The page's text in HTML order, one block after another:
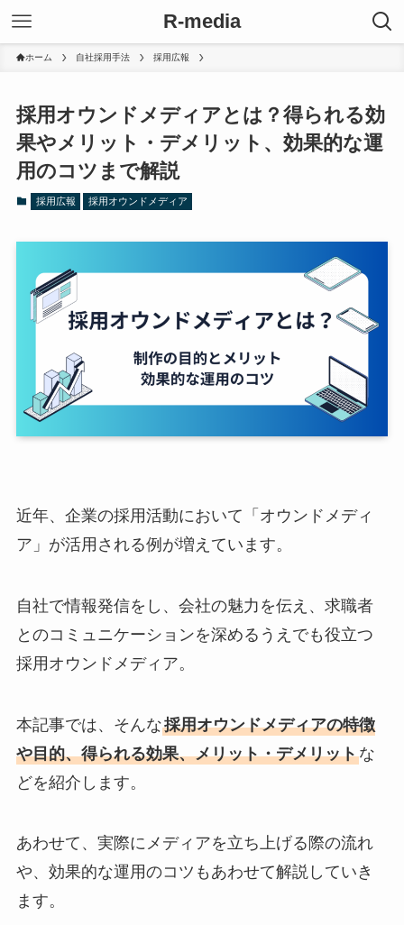
R-media
ホーム 自社採用手法 採用広報
採用オウンドメディアとは？得られる効
果やメリット・デメリット、効果的な運
用のコツまで解説
採用広報 採用オウンドメディア
近年、企業の採用活動において「オウンドメディ
ア」が活用される例が増えています。
自社で情報発信をし、会社の魅力を伝え、求職者
とのコミュニケーションを深めるうえでも役立つ
採用オウンドメディア。
本記事では、そんな採用オウンドメディアの特徴
や目的、得られる効果、メリット・デメリットな
どを紹介します。
あわせて、実際にメディアを立ち上げる際の流れ
や、効果的な運用のコツもあわせて解説していき
ます。